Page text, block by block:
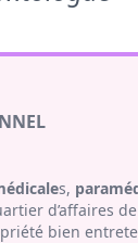
s,
d’affaires
bien